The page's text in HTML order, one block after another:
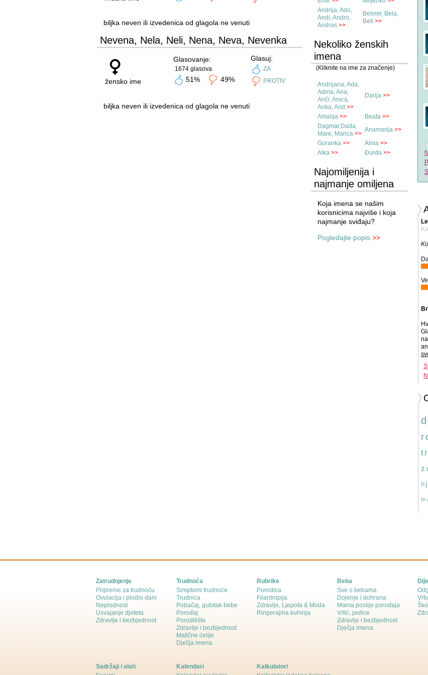
biljka neven ili izvedenica od glagola ne venuti
Nevena, Nela, Neli, Nena, Neva, Nevenka
žensko ime
Glasovanje:
1674 glasova
51% 49%
Glasuj:
ZA
PROTIV
biljka neven ili izvedenica od glagola ne venuti
Andrija, Ado,
Andi, Andro,
Andras >>
Belimir, Bela,
Beli >>
Nekoliko ženskih
imena
(Kliknite na ime za značenje)
Andrijana, Ada,
Adina, Ana,
Anči, Anica,
Anka, And >>
Darija >>
Amalija >> Beata >>
Dagmar,Dada,
Mare, Marica >>
Anamarija >>
Goranka >> Alma >>
Alka >> Đurđa >>
Najomiljenija i
najmanje omiljena
Koja imena se našim
korisnicima najviše i koja
najmanje sviđaju?
Pogledajte popis >>
Zatrudnjenje
Pripreme za trudnoću
Ovulacija i plodni dani
Neplodnost
Usvajanje djeteta
Zdravlje i bezbjednost
Trudnoća
Simptomi trudnoće
Trudnica
Pobačaj, gubitak bebe
Porođaj
Porodilišta
Zdravlje i bezbjednost
Matične ćelije
Dječja imena
Rubrike
Porodica
Filantropija
Zdravlje, Ljepota & Moda
Ringerajina kuhinja
Beba
Sve o bebama
Dojenje i dohrana
Mama poslije porođaja
Vrtić, jaslice
Zdravlje i bezbjednost
Dječja imena
Sadržaji i alati
Kalendari
Kalkulatori